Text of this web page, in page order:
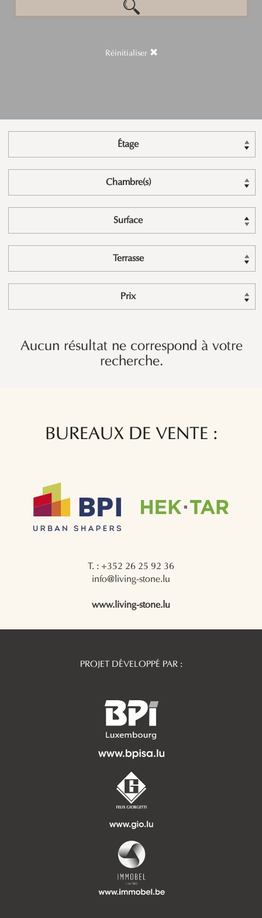
Réinitialiser
Étage
Chambre(s)
Surface
Terrasse
Prix
Aucun résultat ne correspond à votre
recherche.
BUREAUX DE VENTE :
T. : +352 26 25 92 36
info@living-stone.lu
www.living-stone.lu
PROJET DÉVELOPPÉ PAR :